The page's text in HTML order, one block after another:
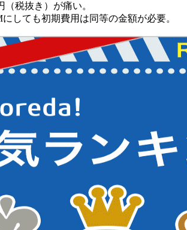
（税抜き）が痛い。
しても初期費用は同等の金額が必要。